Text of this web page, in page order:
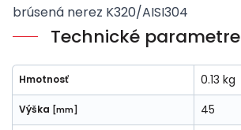
brúsená nerez K320/AISI304
Technické parametre
Hmotnosť 0.13 kg
Výška [mm] 45